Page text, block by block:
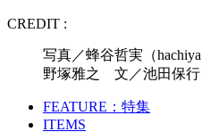
CREDIT :
写真／蜂谷哲実（
野塚雅之 文／池田保行
FEATURE：特集
ITEMS